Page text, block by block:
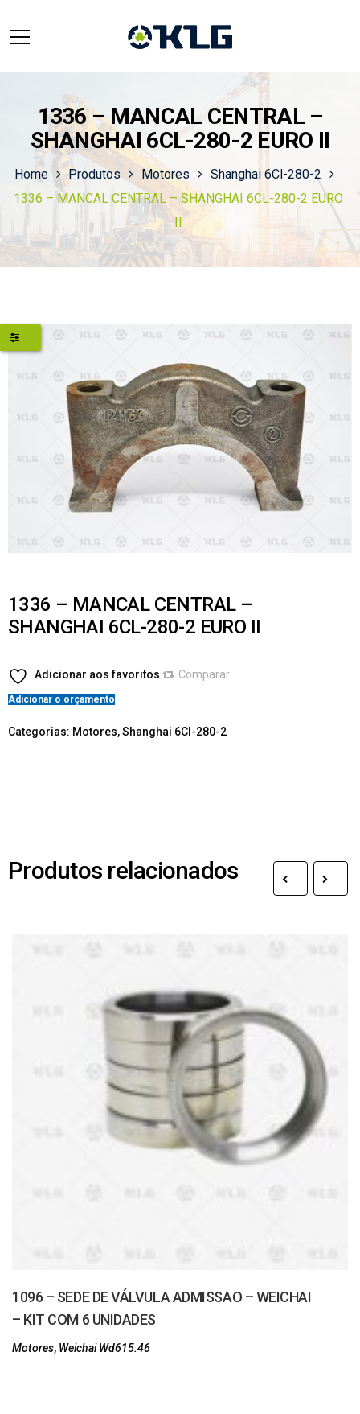
1336 – MANCAL CENTRAL –
SHANGHAI 6CL-280-2 EURO II
Home Produtos Motores
Shanghai 6Cl-280-2
1336 – MANCAL CENTRAL – SHANGHAI 6CL-280-2 EURO
II
1336 – MANCAL CENTRAL –
SHANGHAI 6CL-280-2 EURO II
Adicionar aos favoritos Comparar
Adicionar o orçamento
Categorias: Motores,Shanghai 6Cl-280-2
Produtos relacionados
1096 – SEDE DE VÁLVULA ADMISSAO – WEICHAI
– KIT COM 6 UNIDADES
Motores, Weichai Wd615.46